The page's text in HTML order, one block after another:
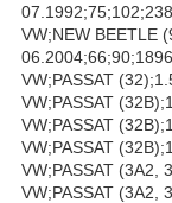
VW;NEW BEETLE
06.2004;66;90;1896
VW;PASSAT
VW;PASSAT
VW;PASSAT
VW;PASSAT
VW;PASSAT (3A2,
VW;PASSAT (3A2,